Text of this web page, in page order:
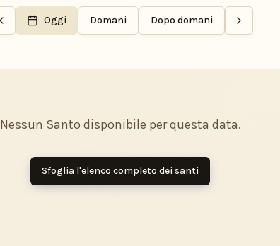
Oggi Domani Dopo domani
Nessun Santo disponibile per questa data.
Sfoglia l'elenco completo dei santi